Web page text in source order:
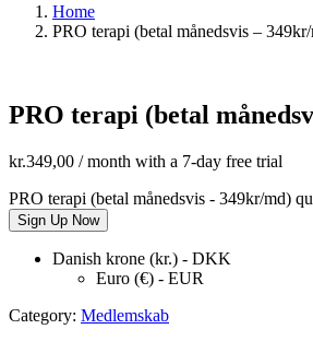
Home
PRO terapi (betal månedsvis –
PRO terapi (betal
kr.349,00 / month with a 7-day free trial
PRO terapi (betal månedsvis - 349kr/md)
Sign Up Now
Danish krone (kr.) - DKK
Euro (€) - EUR
Category: Medlemskab